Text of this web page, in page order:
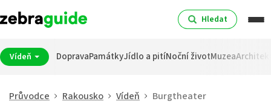
Hledat
Vídeň DopravaPamátkyJídlo a pitíNoční životMuzea
Průvodce Rakousko Vídeň Burgtheater